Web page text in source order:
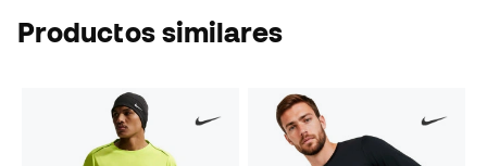
Productos similares